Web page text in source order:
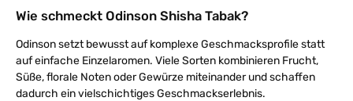
Wie schmeckt Odinson Shisha Tabak?
Odinson setzt bewusst auf komplexe Geschmacksprofile statt
auf einfache Einzelaromen. Viele Sorten kombinieren Frucht,
Süße, florale Noten oder Gewürze miteinander und schaffen
dadurch ein vielschichtiges Geschmackserlebnis.